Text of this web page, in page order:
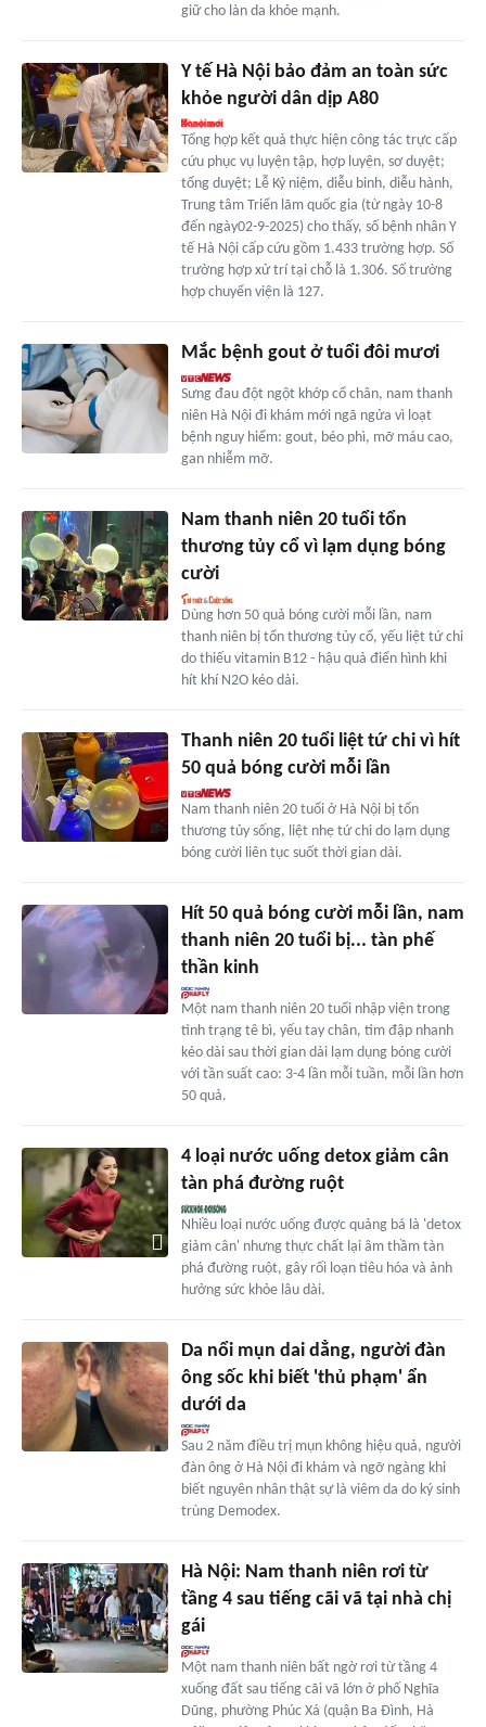
giữ cho làn da khỏe mạnh.
Y tế Hà Nội bảo đảm an toàn sức
khỏe người dân dịp A80
Tổng hợp kết quả thực hiện công tác trực cấp
cứu phục vụ luyện tập, hợp luyện, sơ duyệt;
tổng duyệt; Lễ Kỷ niệm, diễu binh, diễu hành,
Trung tâm Triển lãm quốc gia (từ ngày 10-8
đến ngày02-9-2025) cho thấy, số bệnh nhân Y
tế Hà Nội cấp cứu gồm 1.433 trường hợp. Số
trường hợp xử trí tại chỗ là 1.306. Số trường
hợp chuyển viện là 127.
Mắc bệnh gout ở tuổi đôi mươi
Sưng đau đột ngột khớp cổ chân, nam thanh
niên Hà Nội đi khám mới ngã ngửa vì loạt
bệnh nguy hiểm: gout, béo phì, mỡ máu cao,
gan nhiễm mỡ.
Nam thanh niên 20 tuổi tổn
thương tủy cổ vì lạm dụng bóng
cười
Dùng hơn 50 quả bóng cười mỗi lần, nam
thanh niên bị tổn thương tủy cổ, yếu liệt tứ chi
do thiếu vitamin B12 - hậu quả điển hình khi
hít khí N2O kéo dài.
Thanh niên 20 tuổi liệt tứ chi vì hít
50 quả bóng cười mỗi lần
Nam thanh niên 20 tuổi ở Hà Nội bị tổn
thương tủy sống, liệt nhẹ tứ chi do lạm dụng
bóng cười liên tục suốt thời gian dài.
Hít 50 quả bóng cười mỗi lần, nam
thanh niên 20 tuổi bị... tàn phế
thần kinh
Một nam thanh niên 20 tuổi nhập viện trong
tình trạng tê bì, yếu tay chân, tim đập nhanh
kéo dài sau thời gian dài lạm dụng bóng cười
với tần suất cao: 3-4 lần mỗi tuần, mỗi lần hơn
50 quả.
4 loại nước uống detox giảm cân
tàn phá đường ruột
Nhiều loại nước uống được quảng bá là 'detox
giảm cân' nhưng thực chất lại âm thầm tàn
phá đường ruột, gây rối loạn tiêu hóa và ảnh
hưởng sức khỏe lâu dài.
Da nổi mụn dai dẳng, người đàn
ông sốc khi biết 'thủ phạm' ẩn
dưới da
Sau 2 năm điều trị mụn không hiệu quả, người
đàn ông ở Hà Nội đi khám và ngỡ ngàng khi
biết nguyên nhân thật sự là viêm da do ký sinh
trùng Demodex.
Hà Nội: Nam thanh niên rơi từ
tầng 4 sau tiếng cãi vã tại nhà chị
gái
Một nam thanh niên bất ngờ rơi từ tầng 4
xuống đất sau tiếng cãi vã lớn ở phố Nghĩa
Dũng, phường Phúc Xá (quận Ba Đình, Hà